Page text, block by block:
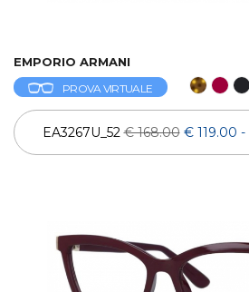
EMPORIO ARMANI
PROVA VIRTUALE
EA3267U_52€ 168.00 € 119.00 -